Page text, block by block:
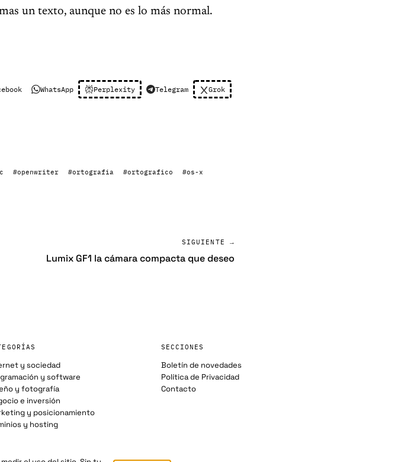
un texto, aunque no es lo más normal.
WhatsApp Perplexity Telegram Grok
#openwriter #ortografia #ortografico
#os-x
SIGUIENTE →
Lumix GF1 la cámara compacta que deseo
y sociedad
y software
y fotografía
e inversión
y posicionamiento
y hosting
SECCIONES
Boletín de novedades
Política de Privacidad
Contacto